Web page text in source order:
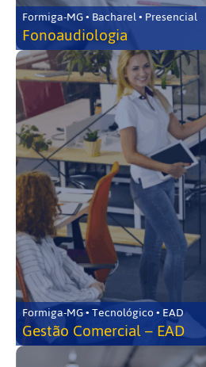
Formiga-MG • Bacharel • Presencial
Fonoaudiologia
Formiga-MG • Tecnológico • EAD
Gestão Comercial – EAD